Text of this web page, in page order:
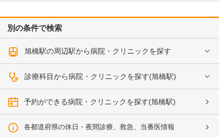
別の条件で検索
旭橋駅の周辺駅から病院・クリニックを探す
診療科目から病院・クリニックを探す(旭橋駅)
予約ができる病院・クリニックを探す(旭橋駅)
各都道府県の休日・夜間診療、救急、当番医情報